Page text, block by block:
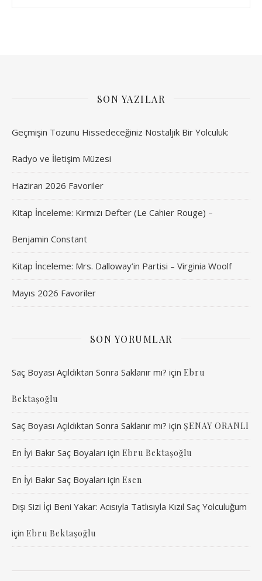
SON YAZILAR
Geçmişin Tozunu Hissedeceğiniz Nostaljik Bir Yolculuk:
Radyo ve İletişim Müzesi
Haziran 2026 Favoriler
Kitap İnceleme: Kırmızı Defter (Le Cahier Rouge) –
Benjamin Constant
Kitap İnceleme: Mrs. Dalloway’in Partisi – Virginia Woolf
Mayıs 2026 Favoriler
SON YORUMLAR
Saç Boyası Açıldıktan Sonra Saklanır mı? için Ebru
Bektaşoğlu
Saç Boyası Açıldıktan Sonra Saklanır mı? için ŞENAY ORANLI
En İyi Bakır Saç Boyaları için Ebru Bektaşoğlu
En İyi Bakır Saç Boyaları için Esen
Dışı Sizi İçi Beni Yakar: Acısıyla Tatlısıyla Kızıl Saç Yolculuğum
için Ebru Bektaşoğlu